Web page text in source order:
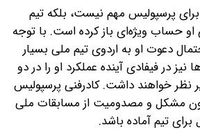
پرسپولیس مهم نیست، بلکه تیم
او حساب ویژه‌ای باز کرده است. با توجه
دعوت او به اردوی تیم ملی بسیار
در فیفادی آینده عملکرد او را در دو
نظر خواهند داشت. کادرفنی پرسپولیس
مشکل و مصدومیت از مسابقات ملی
برای تیم آماده باشد.